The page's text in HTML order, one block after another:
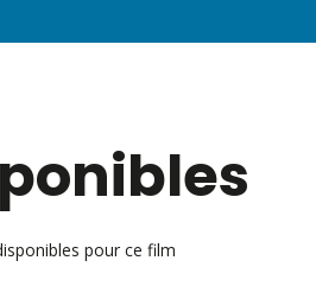
pour ce film